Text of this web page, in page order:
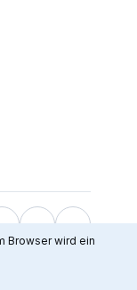
Browser wird ein